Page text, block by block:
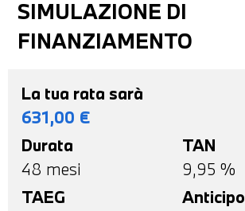
SIMULAZIONE DI
FINANZIAMENTO
La tua rata sarà
631,00 €
Durata
48 mesi
TAN
9,95 %
TAEG
Anticipo